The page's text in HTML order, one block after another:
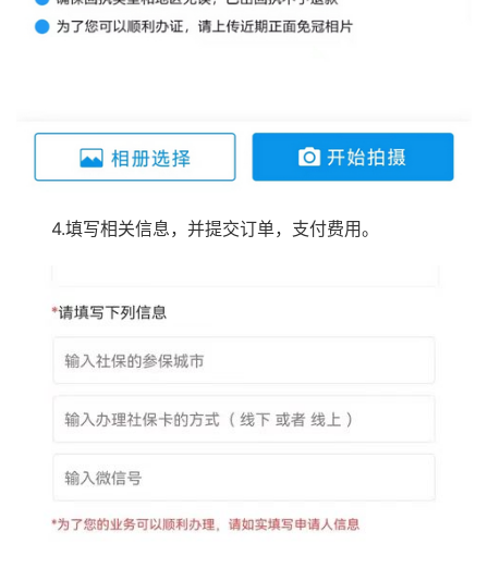
4.填写相关信息，并提交订单，支付费用。